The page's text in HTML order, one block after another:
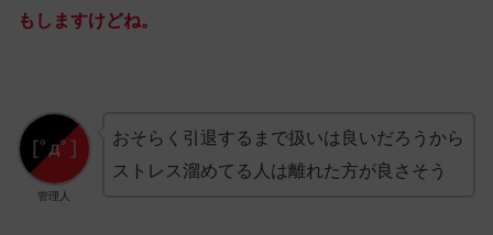
もしますけどね。
管理人
おそらく引退するまで扱いは良いだろうから
ストレス溜めてる人は離れた方が良さそう